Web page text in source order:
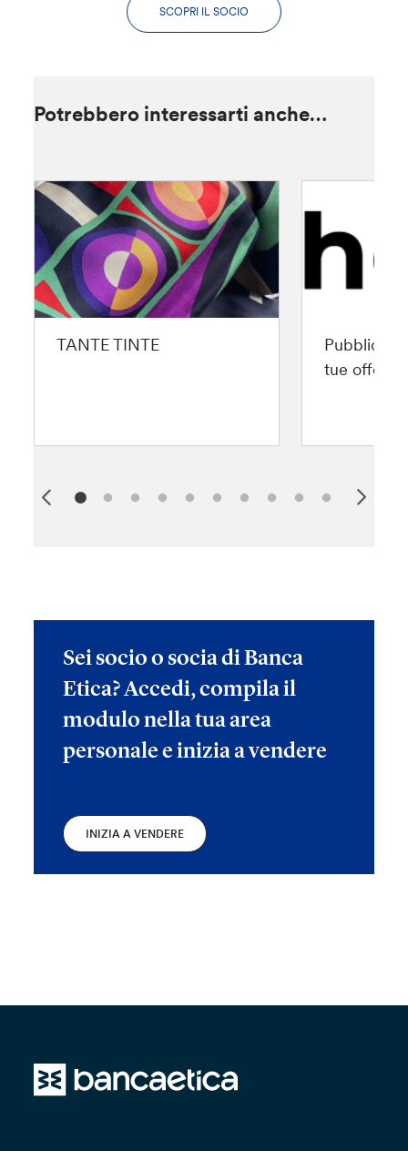
SCOPRI IL SOCIO
Potrebbero interessarti anche…
TANTE TINTE
Pubblica
tue offerte
Sei socio o socia di Banca
Etica? Accedi, compila il
modulo nella tua area
personale e inizia a vendere
INIZIA A VENDERE